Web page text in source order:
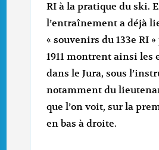
RI à la pratique du ski.
l’entraînement a déjà
« souvenirs du 133e RI
1911 montrent ainsi les
dans le Jura, sous
notamment du
que l’on voit, sur la
en bas à droite.